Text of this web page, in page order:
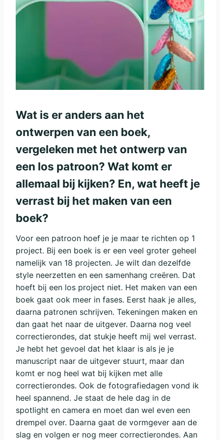
Wat is er anders aan het
ontwerpen van een boek,
vergeleken met het ontwerp van
een los patroon? Wat komt er
allemaal bij kijken? En, wat heeft je
verrast bij het maken van een
boek?
Voor een patroon hoef je je maar te richten op 1
project. Bij een boek is er een veel groter geheel
namelijk van 18 projecten. Je wilt dan dezelfde
style neerzetten en een samenhang creëren. Dat
hoeft bij een los project niet. Het maken van een
boek gaat ook meer in fases. Eerst haak je alles,
daarna patronen schrijven. Tekeningen maken en
dan gaat het naar de uitgever. Daarna nog veel
correctierondes, dat stukje heeft mij wel verrast.
Je hebt het gevoel dat het klaar is als je je
manuscript naar de uitgever stuurt, maar dan
komt er nog heel wat bij kijken met alle
correctierondes. Ook de fotografiedagen vond ik
heel spannend. Je staat de hele dag in de
spotlight en camera en moet dan wel even een
drempel over. Daarna gaat de vormgever aan de
slag en volgen er nog meer correctierondes. Aan